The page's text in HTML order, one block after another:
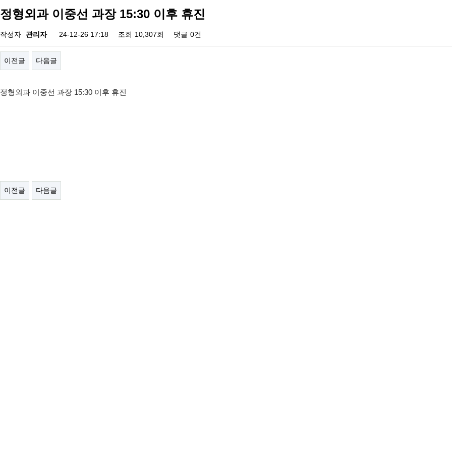
정형외과 이중선 과장 15:30 이후 휴진
작성자 관리자 24-12-26 17:18 조회 10,307회 댓글 0건
이전글 다음글
정형외과 이중선 과장 15:30 이후 휴진
이전글 다음글